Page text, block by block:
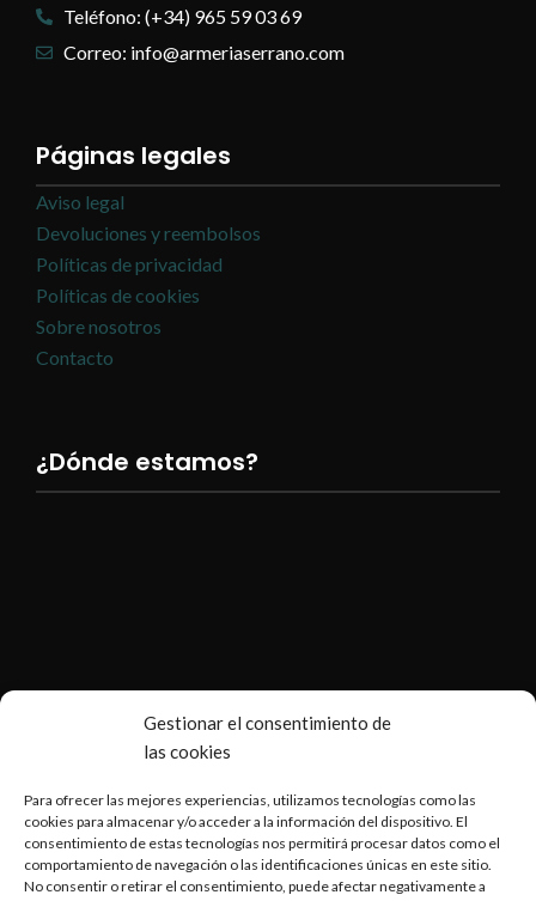
Gestionar el consentimiento de
las cookies
Para ofrecer las mejores experiencias, utilizamos tecnologías como las
cookies para almacenar y/o acceder a la información del dispositivo. El
consentimiento de estas tecnologías nos permitirá procesar datos como el
comportamiento de navegación o las identificaciones únicas en este sitio.
No consentir o retirar el consentimiento, puede afectar negativamente a
Teléfono: (+34) 965 59 03 69
Correo: info@armeriaserrano.com
Páginas legales
Aviso legal
Devoluciones y reembolsos
Políticas de privacidad
Políticas de cookies
Sobre nosotros
Contacto
¿Dónde estamos?